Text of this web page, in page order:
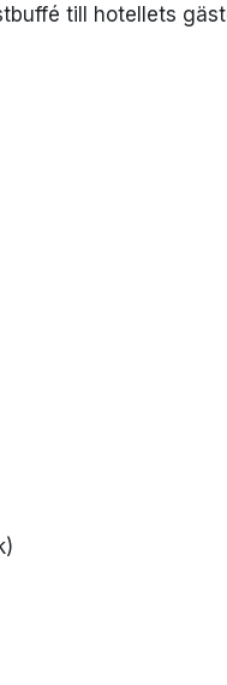
till hotellets